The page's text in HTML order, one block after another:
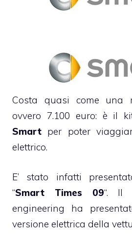
Costa quasi come una
ovvero 7.100 euro: è il
Smart per poter
elettrico.
E’ stato infatti
“Smart Times 09“. Il
engineering ha
versione elettrica della